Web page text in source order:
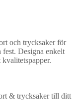
och trycksaker för
Designa enkelt